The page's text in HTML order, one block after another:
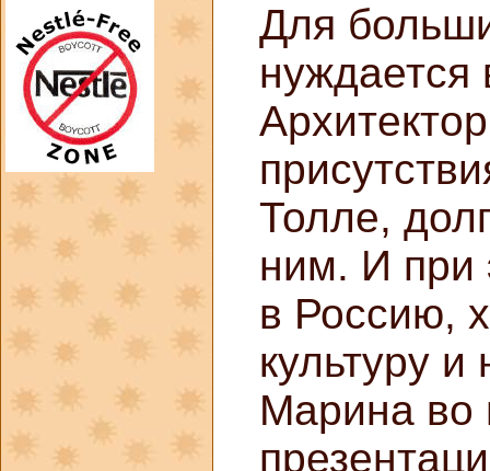
Для
нуждается
Толле,
ним. И при
в Россию,
культуру
Марина во